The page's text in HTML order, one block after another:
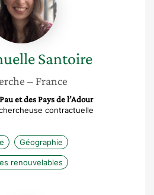
Santoire
– France
et des Pays de l’Adour
contractuelle
Géographie
renouvelables